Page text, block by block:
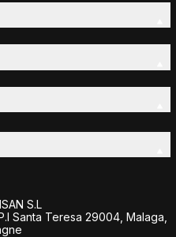
S.L
Santa Teresa 29004, Malaga,